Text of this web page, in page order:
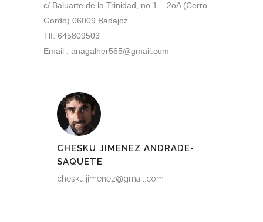
c/ Baluarte de la Trinidad, no 1 – 2oA (Cerro
Gordo) 06009 Badajoz
Tlf: 645809503
Email : anagalher565@gmail.com
CHESKU JIMENEZ ANDRADE-
SAQUETE
chesku.jimenez@gmail.com